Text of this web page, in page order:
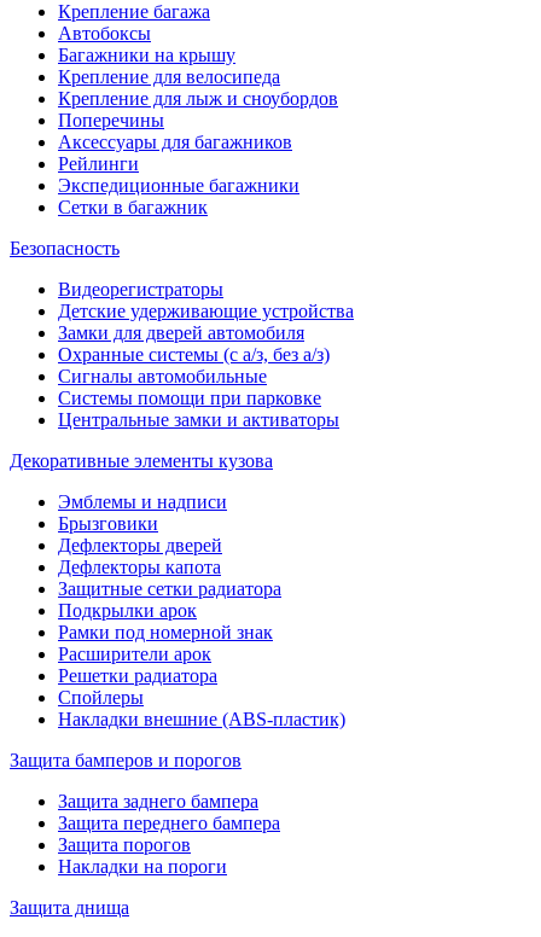
Крепление багажа
Автобоксы
Багажники на крышу
Крепление для велосипеда
Крепление для лыж и сноубордов
Поперечины
Аксессуары для багажников
Рейлинги
Экспедиционные багажники
Сетки в багажник
Безопасность
Видеорегистраторы
Детские удерживающие устройства
Замки для дверей автомобиля
Охранные системы (с а/з, без а/з)
Сигналы автомобильные
Системы помощи при парковке
Центральные замки и активаторы
Декоративные элементы кузова
Эмблемы и надписи
Брызговики
Дефлекторы дверей
Дефлекторы капота
Защитные сетки радиатора
Подкрылки арок
Рамки под номерной знак
Расширители арок
Решетки радиатора
Спойлеры
Накладки внешние (ABS-пластик)
Защита бамперов и порогов
Защита заднего бампера
Защита переднего бампера
Защита порогов
Накладки на пороги
Защита днища